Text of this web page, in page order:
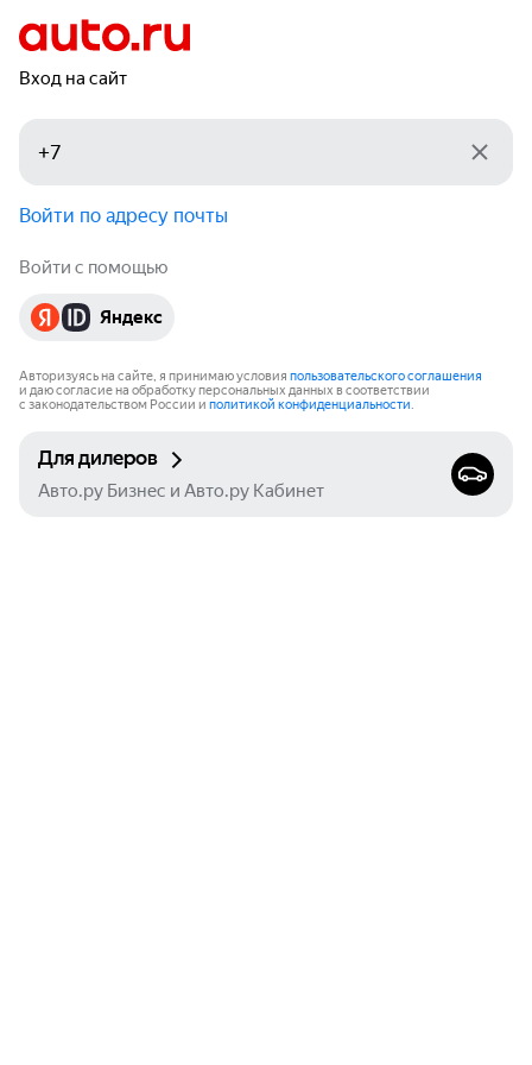
Вход на сайт
Войти по адресу почты
Войти с помощью
Яндекс
Авторизуясь на сайте, я принимаю условия пользовательского соглашения
и даю согласие на обработку персональных данных в соответствии
с законодательством России и политикой конфиденциальности.
Для дилеров
Авто.ру Бизнес и Авто.ру Кабинет